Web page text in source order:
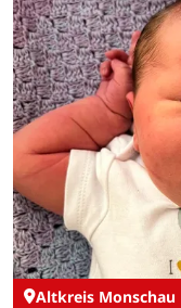
Altkreis Monschau